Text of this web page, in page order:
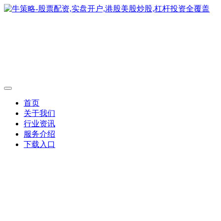
首页
关于我们
行业资讯
服务介绍
下载入口